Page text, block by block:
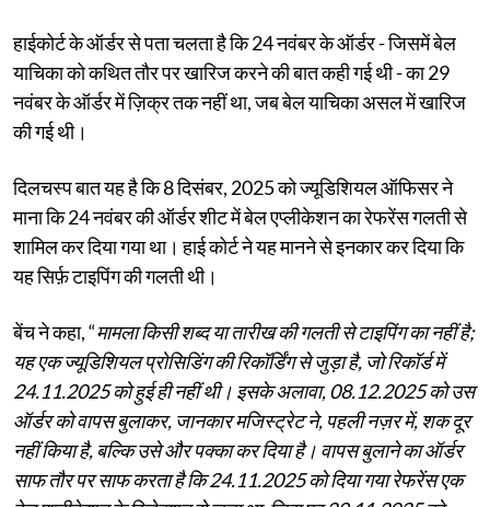
हाईकोर्ट के ऑर्डर से पता चलता है कि 24 नवंबर के ऑर्डर - जिसमें बेल
याचिका को कथित तौर पर खारिज करने की बात कही गई थी - का 29
नवंबर के ऑर्डर में ज़िक्र तक नहीं था, जब बेल याचिका असल में खारिज
की गई थी।
दिलचस्प बात यह है कि 8 दिसंबर, 2025 को ज्यूडिशियल ऑफिसर ने
माना कि 24 नवंबर की ऑर्डर शीट में बेल एप्लीकेशन का रेफरेंस गलती से
शामिल कर दिया गया था। हाई कोर्ट ने यह मानने से इनकार कर दिया कि
यह सिर्फ़ टाइपिंग की गलती थी।
बेंच ने कहा, “मामला किसी शब्द या तारीख की गलती से टाइपिंग का नहीं है;
यह एक ज्यूडिशियल प्रोसिडिंग की रिकॉर्डिंग से जुड़ा है, जो रिकॉर्ड में
24.11.2025 को हुई ही नहीं थी। इसके अलावा, 08.12.2025 को उस
ऑर्डर को वापस बुलाकर, जानकार मजिस्ट्रेट ने, पहली नज़र में, शक दूर
नहीं किया है, बल्कि उसे और पक्का कर दिया है। वापस बुलाने का ऑर्डर
साफ तौर पर साफ करता है कि 24.11.2025 को दिया गया रेफरेंस एक